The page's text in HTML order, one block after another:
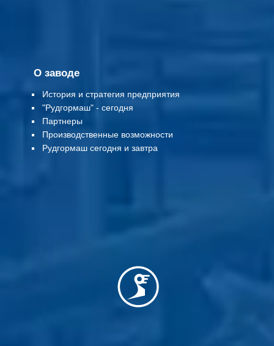
О заводе
История и стратегия предприятия
"Рудгормаш" - сегодня
Партнеры
Производственные возможности
Рудгормаш сегодня и завтра